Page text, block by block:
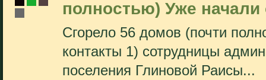
полностью) Уже начали
Сгорело 56 домов (почти
контакты 1) сотрудницы
поселения Глиновой Раисы...